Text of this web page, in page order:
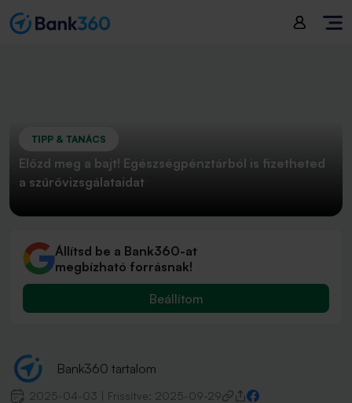
TIPP & TANÁCS
Előzd meg a bajt! Egészségpénztárból is fizetheted
a szűrővizsgálataidat
Állítsd be a Bank360-at
megbízható forrásnak!
Beállítom
Bank360 tartalom
2025-04-03 Frissítve: 2025-09-29